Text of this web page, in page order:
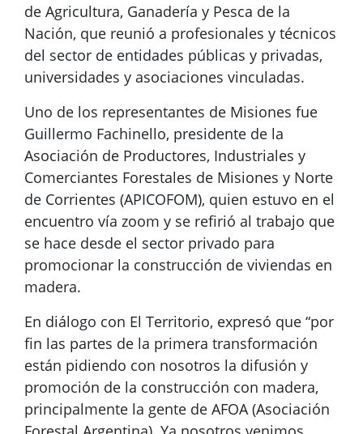
de Agricultura, Ganadería y Pesca de la
Nación, que reunió a profesionales y técnicos
del sector de entidades públicas y privadas,
universidades y asociaciones vinculadas.
Uno de los representantes de Misiones fue
Guillermo Fachinello, presidente de la
Asociación de Productores, Industriales y
Comerciantes Forestales de Misiones y Norte
de Corrientes (APICOFOM), quien estuvo en el
encuentro vía zoom y se refirió al trabajo que
se hace desde el sector privado para
promocionar la construcción de viviendas en
madera.
En diálogo con El Territorio, expresó que “por
fin las partes de la primera transformación
están pidiendo con nosotros la difusión y
promoción de la construcción con madera,
principalmente la gente de AFOA (Asociación